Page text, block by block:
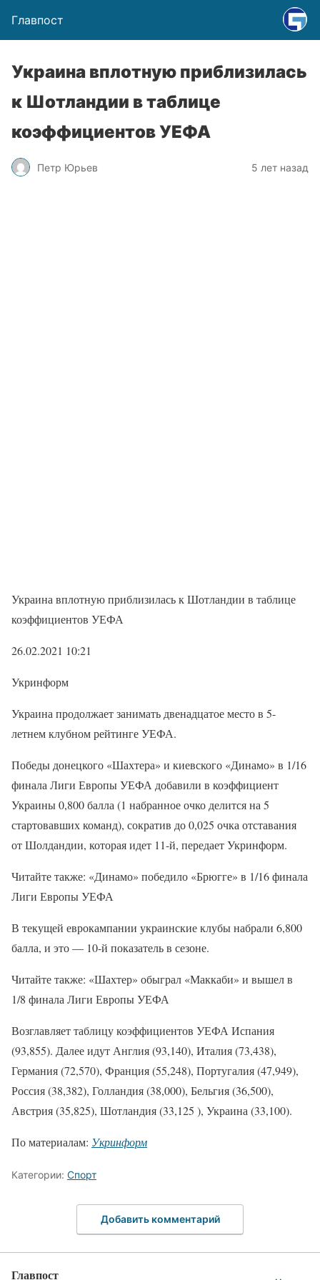
Главпост
Украина вплотную приблизилась
к Шотландии в таблице
коэффициентов УЕФА
Петр Юрьев 5 лет назад
Украина вплотную приблизилась к Шотландии в таблице
коэффициентов УЕФА
26.02.2021 10:21
Укринформ
Украина продолжает занимать двенадцатое место в 5-
летнем клубном рейтинге УЕФА.
Победы донецкого «Шахтера» и киевского «Динамо» в 1/16
финала Лиги Европы УЕФА добавили в коэффициент
Украины 0,800 балла (1 набранное очко делится на 5
стартовавших команд), сократив до 0,025 очка отставания
от Шолдандии, которая идет 11-й, передает Укринформ.
Читайте также: «Динамо» победило «Брюгге» в 1/16 финала
Лиги Европы УЕФА
В текущей еврокампании украинские клубы набрали 6,800
балла, и это — 10-й показатель в сезоне.
Читайте также: «Шахтер» обыграл «Маккаби» и вышел в
1/8 финала Лиги Европы УЕФА
Возглавляет таблицу коэффициентов УЕФА Испания
(93,855). Далее идут Англия (93,140), Италия (73,438),
Германия (72,570), Франция (55,248), Португалия (47,949),
Россия (38,382), Голландия (38,000), Бельгия (36,500),
Австрия (35,825), Шотландия (33,125 ), Украина (33,100).
По материалам: Укринформ
Категории: Спорт
Добавить комментарий
Главпост